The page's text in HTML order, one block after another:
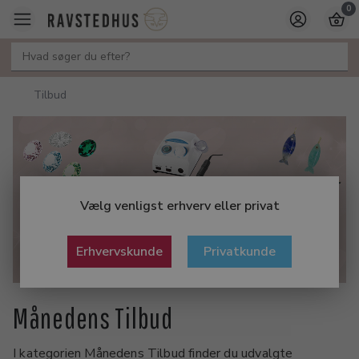
Vælg venligst erhverv eller privat
Erhvervskunde Privatkunde
0
Tilbud
Månedens Tilbud
I kategorien Månedens Tilbud finder du udvalgte